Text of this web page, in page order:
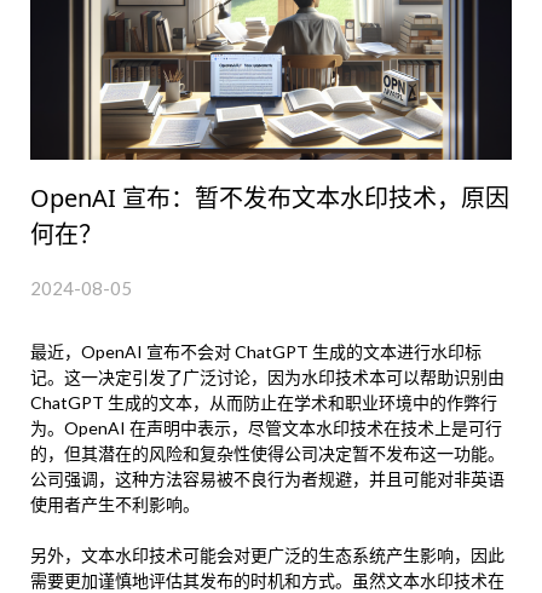
OpenAI 宣布：暂不发布文本水印技术，原因
何在？
2024-08-05
最近，OpenAI 宣布不会对 ChatGPT 生成的文本进行水印标
记。这一决定引发了广泛讨论，因为水印技术本可以帮助识别由
ChatGPT 生成的文本，从而防止在学术和职业环境中的作弊行
为。OpenAI 在声明中表示，尽管文本水印技术在技术上是可行
的，但其潜在的风险和复杂性使得公司决定暂不发布这一功能。
公司强调，这种方法容易被不良行为者规避，并且可能对非英语
使用者产生不利影响。
另外，文本水印技术可能会对更广泛的生态系统产生影响，因此
需要更加谨慎地评估其发布的时机和方式。虽然文本水印技术在